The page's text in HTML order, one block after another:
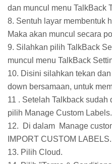
dan muncul menu TalkBack
8. Sentuh layar membentuk
Maka akan muncul secara
9. Silahkan pilih TalkBack
muncul menu TalkBack
10. Disini silahkan tekan
down bersamaan, untuk
11 . Setelah Talkback
pilih Manage Custom Labels.
12. Di dalam Manage
IMPORT CUSTOM LABELS.
13. Pilih Cloud.